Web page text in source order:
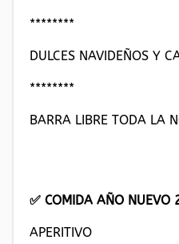
********
DULCES NAVIDEÑOS Y
********
BARRA LIBRE TODA LA
✅ COMIDA AÑO NUEVO
APERITIVO